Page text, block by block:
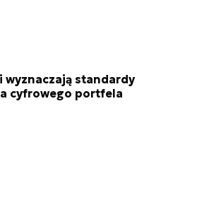
wyznaczają standardy
cyfrowego portfela